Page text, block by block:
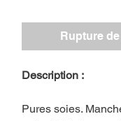
Rupture
Description :
Pures soies.